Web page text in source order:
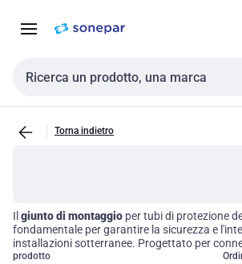
navigazione alla
Cerca input
Torna indietro
Il giunto di montaggio per tubi di protezione
fondamentale per garantire la sicurezza e
installazioni sotterranee. Progettato per
modo sicuro i tubi di protezione, questo
prodotto